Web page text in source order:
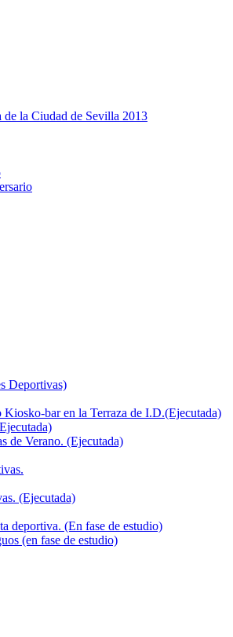
la Ciudad de Sevilla 2013
Deportivas)
bar en la Terraza de I.D.(Ejecutada)
de Verano. (Ejecutada)
(Ejecutada)
deportiva. (En fase de estudio)
(en fase de estudio)